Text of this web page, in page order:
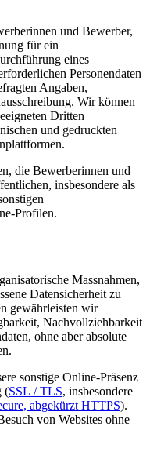
und Bewerber,
für ein
eines
Personendaten
Angaben,
Wir können
Dritten
und gedruckten
die Bewerberinnen und
insbesondere als
Profilen.
Mass­nahmen,
Daten­sicherheit zu
gewähr­leisten wir
Nach­vollzieh­barkeit
ohne aber absolute
sonstige Online-Präsenz
(SSL / TLS, insbesondere
abgekürzt HTTPS).
von Websites ohne